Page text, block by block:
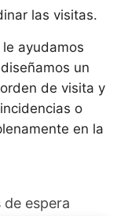
las visitas.
ayudamos
un
de visita y
o
en la
espera